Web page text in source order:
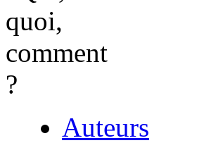
Auteurs